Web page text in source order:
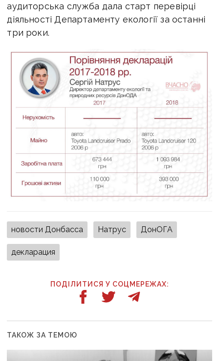
аудиторська служба дала старт перевірці
діяльності Департаменту екології за останні
три роки.
новости Донбасса Натрус ДонОГА
декларация
ПОДІЛИТИСЯ У СОЦМЕРЕЖАХ:
ТАКОЖ ЗА ТЕМОЮ